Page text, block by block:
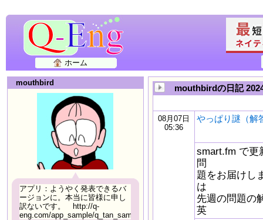
ホーム
mouthbird
アプリ：ようやく発表できるバ
ージョンに。本当に皆様に申し
訳ないです。 http://q-
eng.com/app_sample/q_tan_sample06.html
mouthbirdの日記
08月07日
05:36
やっぱり謎（解
smart.fm で更
問
題をお届けし
は
先週の問題の
英